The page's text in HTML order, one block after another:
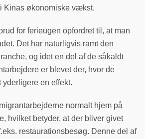
Kinas økonomiske vækst.
for ferieugen opfordret til, at man
Det har naturligvis ramt den
og idet en del af de såkaldt
er blevet der, hvor de
yderligere en effekt.
normalt hjem på
hvilket betyder, at der bliver givet
restaurationsbesøg. Denne del af